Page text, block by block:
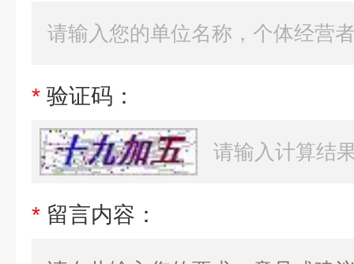
* 验证码：
* 留言内容：